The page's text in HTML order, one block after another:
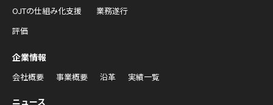
OJTの仕組み化支援
業務遂行
評価
企業情報
会社概要 事業概要 沿革 実績一覧
ニュース